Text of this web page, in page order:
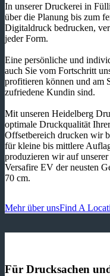
In unserer Druckerei in
über die Planung bis zum
Digitaldruck bedrucken,
jeder Form.
Eine persönliche und
auch Sie vom Fortschritt
profitieren können und am
zufriedene Kundin sind.
Mit unseren Heidelberg
optimale Druckqualität
Offsetbereich drucken wir
für kleine bis mittlere
produzieren wir auf
Versafire EV der neusten
70 cm.
Mehr über unsFind A
Für Drucksachen